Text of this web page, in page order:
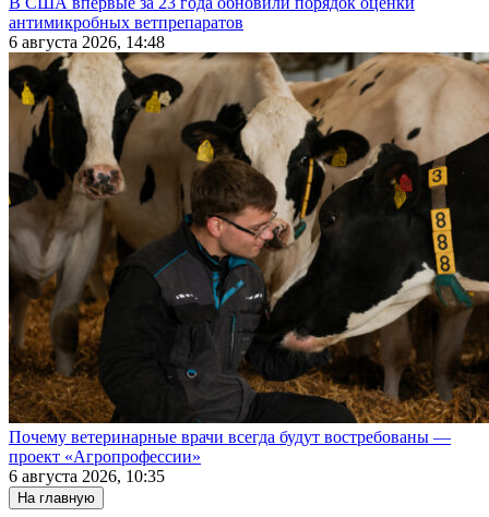
антимикробных ветпрепаратов
6 августа 2026, 14:48
Почему ветеринарные врачи всегда будут востребованы —
проект «Агропрофессии»
6 августа 2026, 10:35
На главную